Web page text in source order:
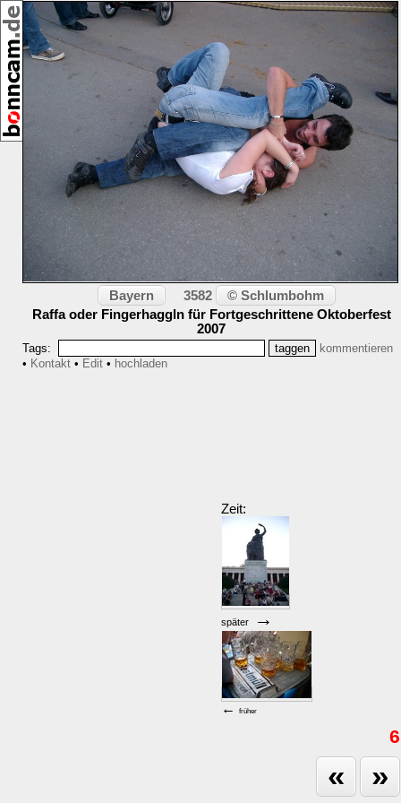
Bayern 3582 © Schlumbohm
Raffa oder Fingerhaggln für Fortgeschrittene Oktoberfest
2007
Tags:
kommentieren
• Kontakt • Edit • hochladen
09/2007[22807]
Zeit:
später →
← früher
6
« »